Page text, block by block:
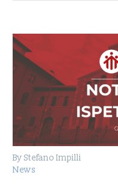
By Stefano Impilli
News